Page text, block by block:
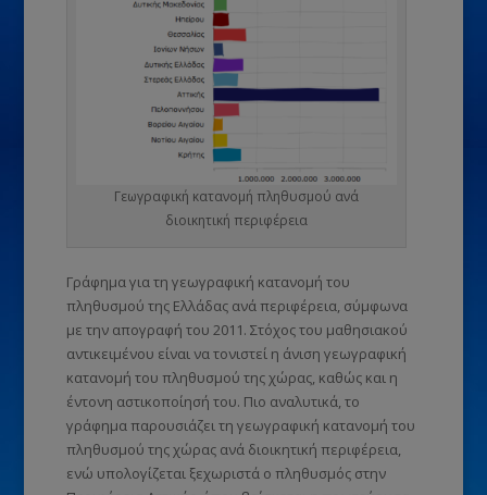
Γεωγραφική κατανομή πληθυσμού ανά
διοικητική περιφέρεια
Γράφημα για τη γεωγραφική κατανομή του
πληθυσμού της Ελλάδας ανά περιφέρεια, σύμφωνα
με την απογραφή του 2011. Στόχος του μαθησιακού
αντικειμένου είναι να τονιστεί η άνιση γεωγραφική
κατανομή του πληθυσμού της χώρας, καθώς και η
έντονη αστικοποίησή του. Πιο αναλυτικά, το
γράφημα παρουσιάζει τη γεωγραφική κατανομή του
πληθυσμού της χώρας ανά διοικητική περιφέρεια,
ενώ υπολογίζεται ξεχωριστά ο πληθυσμός στην